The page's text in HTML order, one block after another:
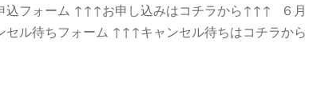
込フォーム ↑↑↑お申し込みはコチラから↑↑↑ ６月
セル待ちフォーム ↑↑↑キャンセル待ちはコチラから